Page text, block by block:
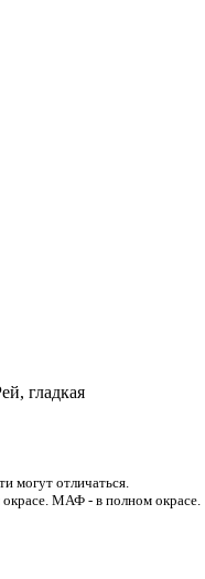
гладкая
могут отличаться.
окрасе. МАФ - в полном окрасе.